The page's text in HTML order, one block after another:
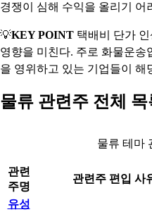
경쟁이 심해 수익을 올리기 어
💡KEY POINT 택배비 단가
영향을 미친다. 주로 화물운송
을 영위하고 있는 기업들이 해
물류 관련주 전체 목
물류 테마
관련
주명
관련주 편입 사
유성